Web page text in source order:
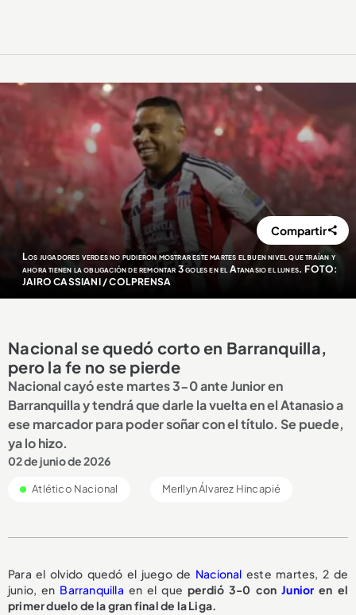
Los jugadores verdes no pudieron mostrar este martes el buen nivel que traían y
ahora tienen la obligación de remontar 3 goles en el Atanasio el lunes. FOTO:
JAIRO CASSIANI / COLPRENSA
Compartir
Nacional se quedó corto en Barranquilla,
pero la fe no se pierde
Nacional cayó este martes 3-0 ante Junior en
Barranquilla y tendrá que darle la vuelta en el Atanasio a
ese marcador para poder soñar con el título. Se puede,
ya lo hizo.
02 de junio de 2026
Atlético Nacional Merllyn Álvarez Hincapié
Para el olvido quedó el juego de Nacional este martes, 2 de
junio, en Barranquilla en el que perdió 3-0 conJunioren el
primer duelo de la gran final de la Liga.